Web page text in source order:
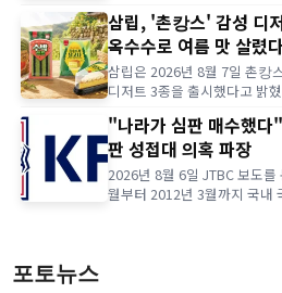
자와 정보를 연결하고, 검색·
비스로 발전할 수 있는 자산으
츠를 발행하는 것이 아니라 독
화해 다음 행동으로 이어지
삼립, '촌캉스' 감성 디
옥수수로 여름 맛 살렸
삼립은 2026년 8월 7일 촌캉
디저트 3종을 출시했다고 밝
수 알갱이와 크림을 더한 바
로 구성됐다. 삼립 촌캉스 디
여름철 제철 먹거리와 촌캉
선보였다. 2026년…
"나라가 심판 매수했다
판 성접대 의혹 파장
2026년 8월 6일 JTBC 보도
월부터 2012년 3월까지 국내
포토뉴스